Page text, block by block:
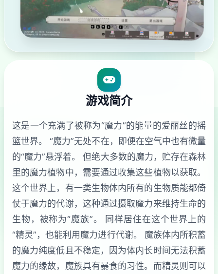
游戏简介
这是一个充满了被称为“魔力”的能量的爱丽丝的摇
篮世界。 “魔力”无处不在，即便在空气中也有微量
的“魔力”悬浮着。 但绝大多数的魔力，贮存在森林
里的魔力植物中，需要通过收集这些植物以获取。
这个世界上，有一类生物体内所有的生物质能都倚
仗于魔力的代谢，这种通过摄取魔力来维持生命的
生物，被称为“魔族”。 同样居住在这个世界上的
“精灵”，也能利用魔力进行代谢。 魔族体内所积蓄
的魔力纯度低且不稳定，因为体内长时间无法积蓄
魔力的缘故，魔族具有暴食的习性。而精灵则可以